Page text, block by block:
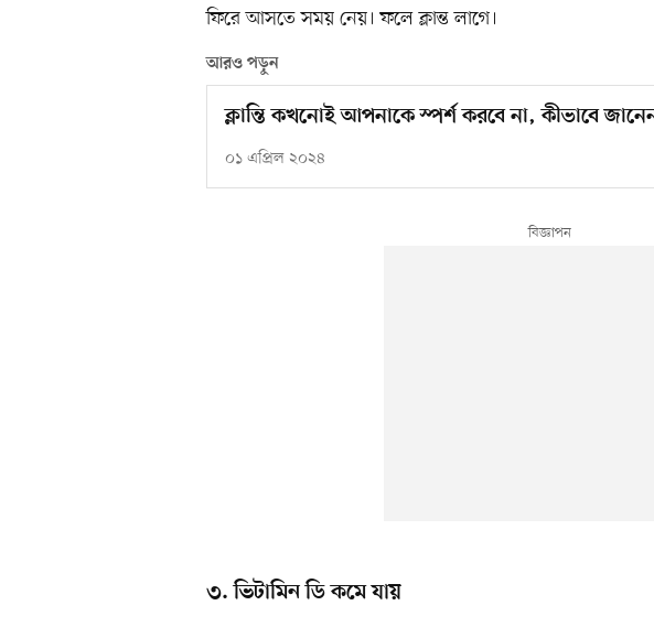
ফিরে আসতে সময় নেয়। ফলে ক্লান্ত লাগে।
আরও পড়ুন
ক্লান্তি কখনোই আপনাকে স্পর্শ করবে না, কীভাবে
০১ এপ্রিল ২০২৪
৩. ভিটামিন ডি কমে যায়